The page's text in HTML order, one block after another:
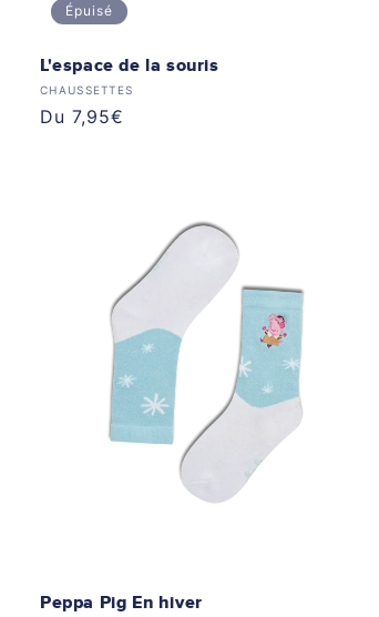
Épuisé
L'espace de la souris
Distributeur :
CHAUSSETTES
Prix
Du 7,95€
Peppa Pig En hiver